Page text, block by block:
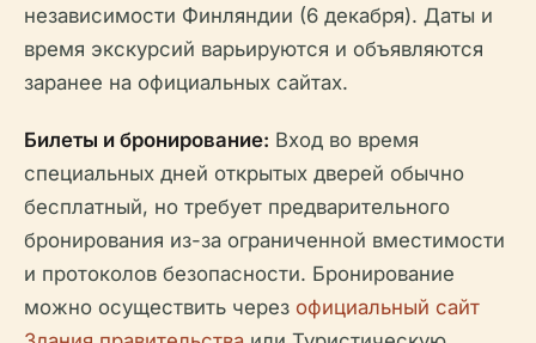
независимости Финляндии (6 декабря). Даты и
время экскурсий варьируются и объявляются
заранее на официальных сайтах.
Билеты и бронирование: Вход во время
специальных дней открытых дверей обычно
бесплатный, но требует предварительного
бронирования из-за ограниченной вместимости
и протоколов безопасности. Бронирование
можно осуществить через официальный сайт